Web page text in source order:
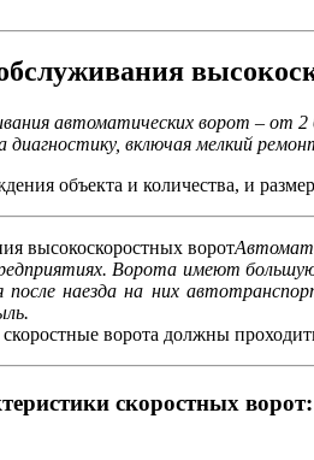
автоматических ворот – от 2
включая мелкий
объекта и количества, и
Ворота имеют
наезда на них
ворота должны
скоростных ворот: